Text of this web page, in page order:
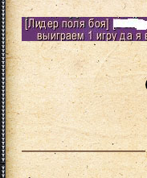
___________